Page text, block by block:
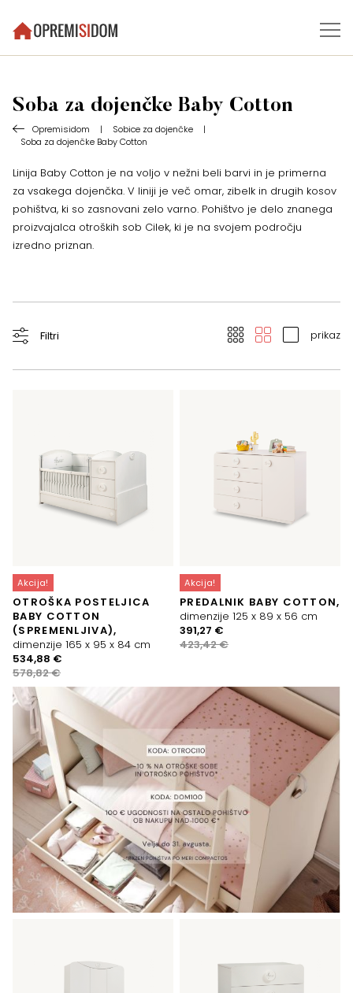
Soba za dojenčke Baby Cotton
Opremisidom | Sobice za dojenčke
|
Soba za dojenčke Baby Cotton
Linija Baby Cotton je na voljo v nežni beli barvi in je primerna
za vsakega dojenčka. V liniji je več omar, zibelk in drugih kosov
pohištva, ki so zasnovani zelo varno. Pohištvo je delo znanega
proizvajalca otroških sob Cilek, ki je na svojem področju
izredno priznan.
Akcija!
OTROŠKA POSTELJICA
BABY COTTON
(SPREMENLJIVA),
dimenzije 165 x 95 x 84 cm
578,82€
Izvirna
cena
je
bila:
578,82 €.
534,88 €
Trenutna
cena
je:
534,88 €.
Akcija!
PREDALNIK BABY COTTON,
dimenzije 125 x 89 x 56 cm
423,42€
Izvirna
cena
423,42 €.
391,27 €
Trenutna
cena
Filtri prikaz